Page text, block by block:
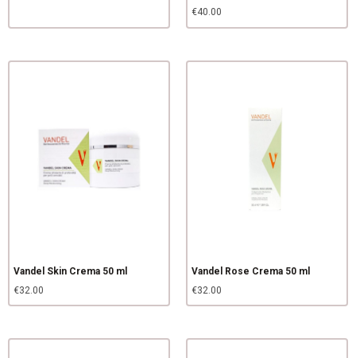
€40.00
Vandel Skin Crema 50 ml
€32.00
Vandel Rose Crema 50 ml
€32.00